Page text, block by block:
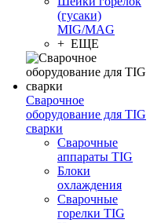
(гусаки)
MIG/MAG
+ ЕЩЕ
Сварочное
оборудование для TIG
сварки
Сварочные
аппараты TIG
Блоки
охлаждения
Сварочные
горелки TIG